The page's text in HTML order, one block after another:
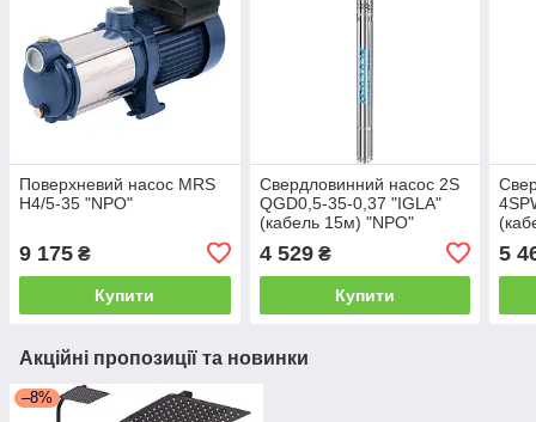
Поверхневий насос MRS
H4/5-35 "NPO"
9 175 ₴
Купити
Свердловинний насос 2S
QGD0,5-35-0,37 "IGLA"
(кабель 15м) "NPO"
4 529₴
Купити
5
Акційні пропозиції та новинки
–8%